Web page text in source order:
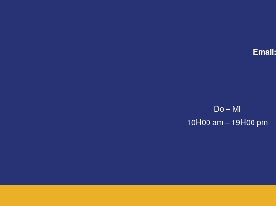
Email:
Do – Mi
10H00 am – 19H00 pm